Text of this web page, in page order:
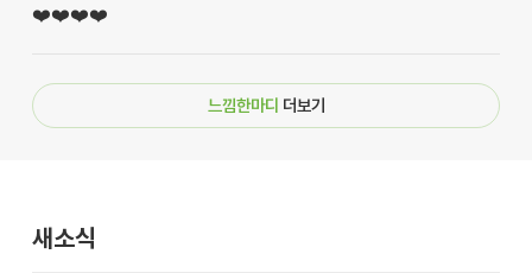
❤️❤️❤️❤️
느낌한마디 더보기
새소식